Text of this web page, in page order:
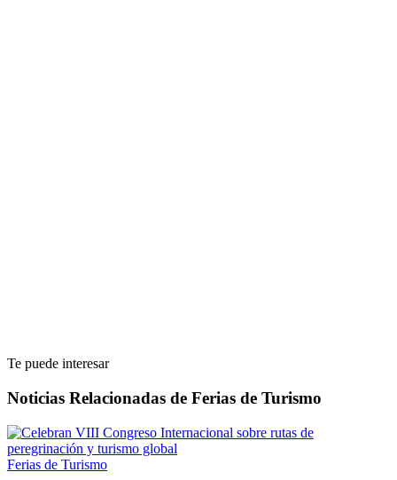
Te puede interesar
Noticias Relacionadas de Ferias de Turismo
Ferias de Turismo